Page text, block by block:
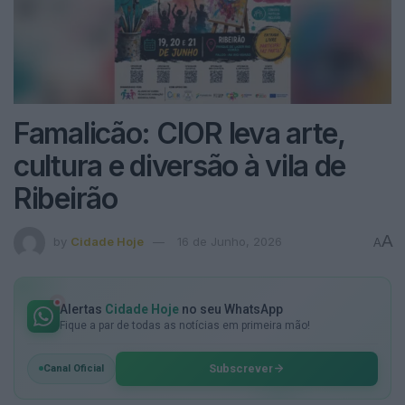
Famalicão: CIOR leva arte,
cultura e diversão à vila de
Ribeirão
by Cidade Hoje 16 de Junho, 2026 AA
Alertas Cidade Hoje no seu WhatsApp
Fique a par de todas as notícias em primeira mão!
Canal Oficial Subscrever